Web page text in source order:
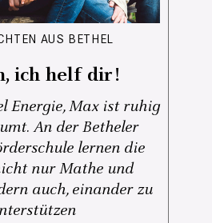
AUS BETHEL
ich helf dir!
Energie, Max ist ruhig
An der Betheler
lernen die
nur Mathe und
auch, einander zu